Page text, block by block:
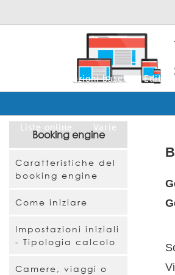
Nozioni base Editor
Liste online Varie
Booking engine
Caratteristiche del
booking engine
Come iniziare
Impostazioni iniziali
- Tipologia calcolo
Camere, viaggi o